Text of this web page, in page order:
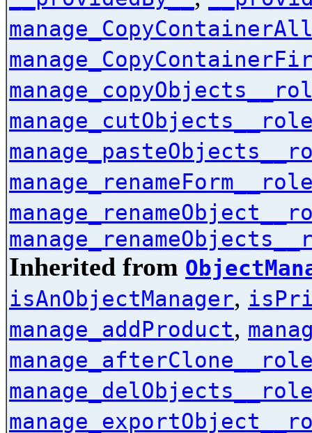
Inherited from
isAnObjectManager,
manage_addProduct,